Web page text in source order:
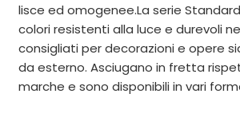
lisce ed omogenee.La serie
colori resistenti alla luce e durevoli
consigliati per decorazioni e opere
da esterno. Asciugano in fretta
marche e sono disponibili in vari